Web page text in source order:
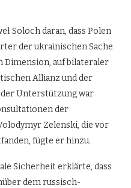
Soloch daran, dass Polen
der ukrainischen Sache
Dimension, auf bilateraler
Allianz und der
der Unterstützung war
der
Zelenski, die vor
fügte er hinzu.
Sicherheit erklärte, dass
dem russisch-